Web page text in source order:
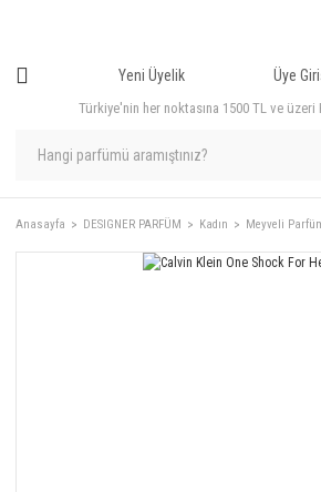
Türkiye'nin her noktasına 1500 TL ve üzeri
Yeni Üyelik Üye
Anasayfa DESIGNER PARFÜM Kadın Meyveli